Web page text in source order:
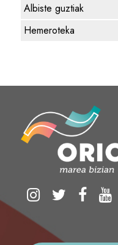
Albiste guztiak
Hemeroteka